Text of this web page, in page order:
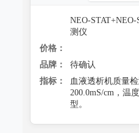
NEO-
测仪
价格：
品牌：
待确认
指标：
血液透析机质量
200.0mS/cm，温
型。